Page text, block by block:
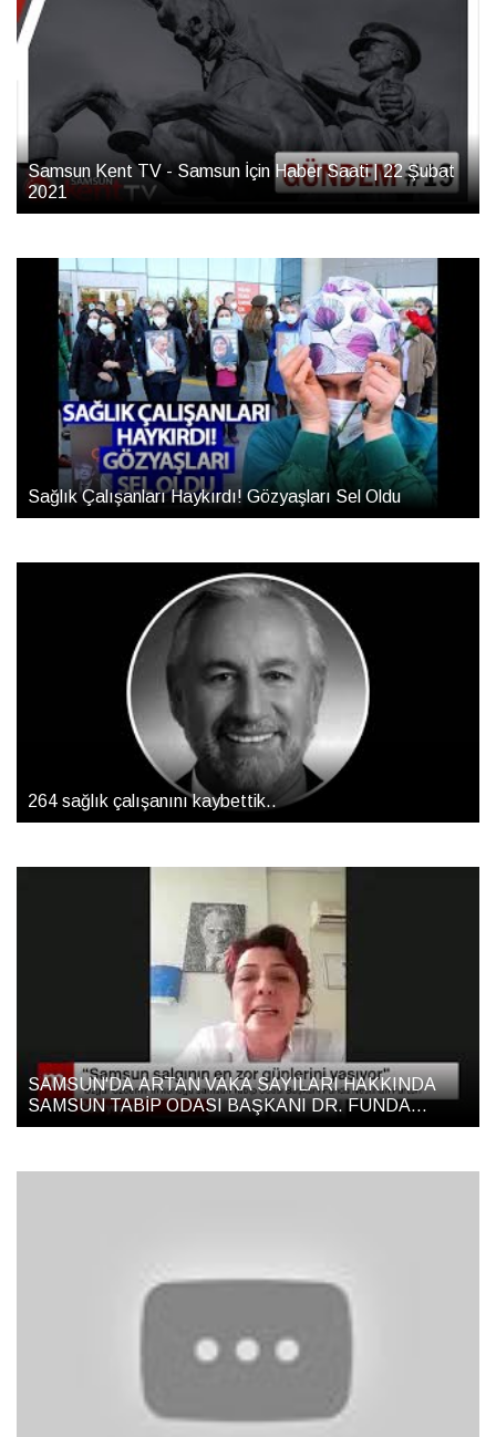
Samsun Kent TV - Samsun İçin Haber Saati | 22 Şubat
2021
Sağlık Çalışanları Haykırdı! Gözyaşları Sel Oldu
264 sağlık çalışanını kaybettik..
SAMSUN'DA ARTAN VAKA SAYILARI HAKKINDA
SAMSUN TABİP ODASI BAŞKANI DR. FUNDA
FURTUN 'UN AÇIKLAMASI